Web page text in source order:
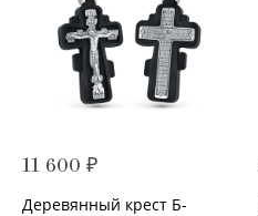
11 600 ₽
Деревянный крест Б-